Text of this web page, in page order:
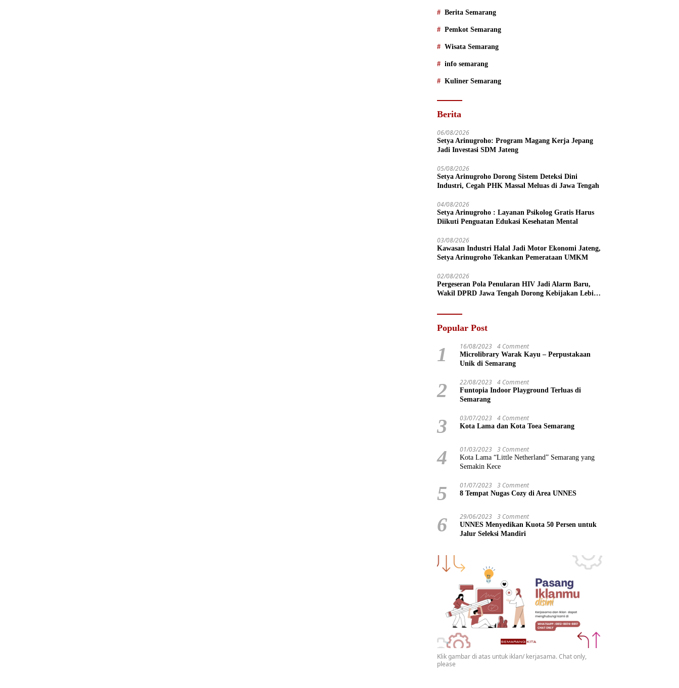
Berita Semarang
Pemkot Semarang
Wisata Semarang
info semarang
Kuliner Semarang
Berita
06/08/2026
Setya Arinugroho: Program Magang Kerja Jepang
Jadi Investasi SDM Jateng
05/08/2026
Setya Arinugroho Dorong Sistem Deteksi Dini
Industri, Cegah PHK Massal Meluas di Jawa Tengah
04/08/2026
Setya Arinugroho : Layanan Psikolog Gratis Harus
Diikuti Penguatan Edukasi Kesehatan Mental
03/08/2026
Kawasan Industri Halal Jadi Motor Ekonomi Jateng,
Setya Arinugroho Tekankan Pemerataan UMKM
02/08/2026
Pergeseran Pola Penularan HIV Jadi Alarm Baru,
Wakil DPRD Jawa Tengah Dorong Kebijakan Lebih
Popular Post
1 16/08/2023 4 Comment
Microlibrary Warak Kayu – Perpustakaan
Unik di Semarang
2 22/08/2023 4 Comment
Funtopia Indoor Playground Terluas di
Semarang
3 03/07/2023 4 Comment
Kota Lama dan Kota Toea Semarang
4 01/03/2023 3 Comment
Kota Lama “Little Netherland” Semarang yang
Semakin Kece
5 01/07/2023 3 Comment
8 Tempat Nugas Cozy di Area UNNES
6 29/06/2023 3 Comment
UNNES Menyedikan Kuota 50 Persen untuk
Jalur Seleksi Mandiri
Klik gambar di atas untuk iklan/ kerjasama. Chat only,
please